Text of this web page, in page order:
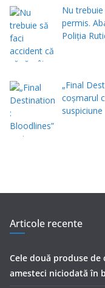
Nu
permis.
Poliţia
„Final
coșmarul
suspiciune
Articole recente
Cele două produse
amesteci niciodată în